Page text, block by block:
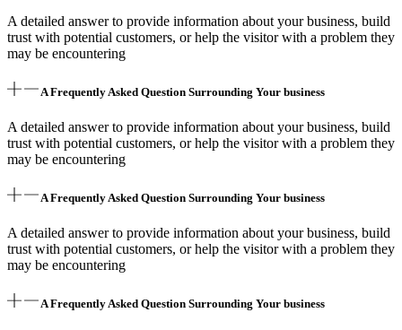
A detailed answer to provide information about your business, build
trust with potential customers, or help the visitor with a problem they
may be encountering
A Frequently Asked Question Surrounding Your business
A detailed answer to provide information about your business, build
trust with potential customers, or help the visitor with a problem they
may be encountering
A Frequently Asked Question Surrounding Your business
A detailed answer to provide information about your business, build
trust with potential customers, or help the visitor with a problem they
may be encountering
A Frequently Asked Question Surrounding Your business